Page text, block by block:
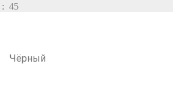
: 45
Чёрный